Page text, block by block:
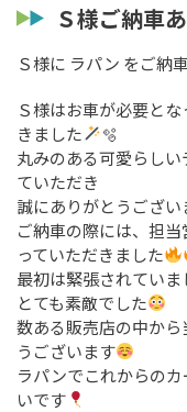
Ｓ様ご納車
Ｓ様に ラパン をご納
Ｓ様はお車が必要と
きました
🫧
丸みのある可愛らし
ていただき
誠にありがとうござい
ご納車の際には、担
っていただきました
最初は緊張されてい
とても素敵でした
数ある販売店の中か
うございます
ラパンでこれからの
いです